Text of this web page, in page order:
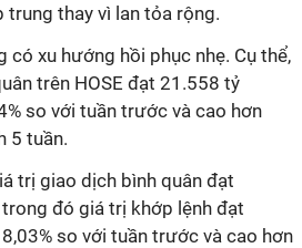
trung thay vì lan tỏa rộng.
có xu hướng hồi phục nhẹ. Cụ thể,
trên HOSE đạt 21.558 tỷ
so với tuần trước và cao hơn
5 tuần.
trị giao dịch bình quân đạt
đó giá trị khớp lệnh đạt
so với tuần trước và cao hơn